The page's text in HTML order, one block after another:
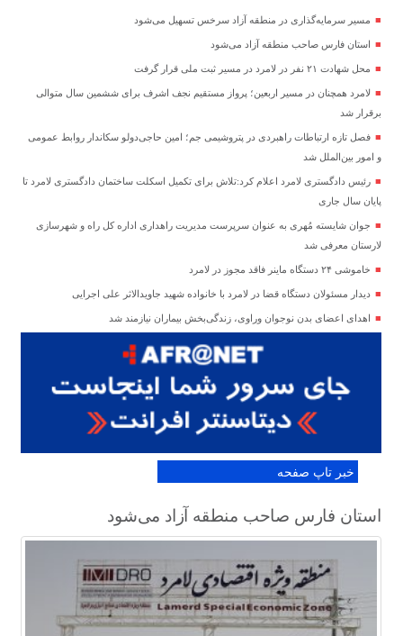
مسیر سرمایه‌گذاری در منطقه آزاد سرخس تسهیل می‌شود
استان فارس صاحب منطقه آزاد می‌شود
محل شهادت ۲۱ نفر در لامرد در مسیر ثبت ملی قرار گرفت
لامرد همچنان در مسیر اربعین؛ پرواز مستقیم نجف اشرف برای ششمین سال متوالی
برقرار شد
فصل تازه ارتباطات راهبردی در پتروشیمی جم؛ امین حاجی‌دولو سکاندار روابط عمومی
و امور بین‌الملل شد
رئیس دادگستری لامرد اعلام کرد:تلاش برای تکمیل اسکلت ساختمان دادگستری لامرد تا
پایان سال جاری
جوان شایسته مُهری به عنوان سرپرست مدیریت راهداری اداره کل راه و شهرسازی
لارستان معرفی شد
خاموشی ۲۴ دستگاه ماینر فاقد مجوز در لامرد
دیدار مسئولان دستگاه قضا در لامرد با خانواده شهید جاویدالاثر علی اجرایی
اهدای اعضای بدن نوجوان وراوی، زندگی‌بخش بیماران نیازمند شد
خبر تاپ صفحه
استان فارس صاحب منطقه آزاد می‌شود